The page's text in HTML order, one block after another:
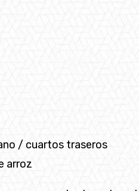
/ cuartos traseros
arroz